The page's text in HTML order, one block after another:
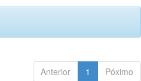
Anterior 1 Póximo